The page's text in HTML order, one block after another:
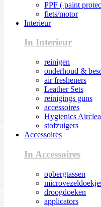
PPF ( paint
fiets/motor
Interieur
In Interieur
reinigen
onderhoud &
air fresheners
Leather Sets
reinigings guns
accessoires
Hygienics
stofzuigers
Accessoires
In Accessoires
opbergtassen
droogdoeken
applicators